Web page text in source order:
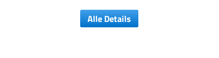
Alle Details